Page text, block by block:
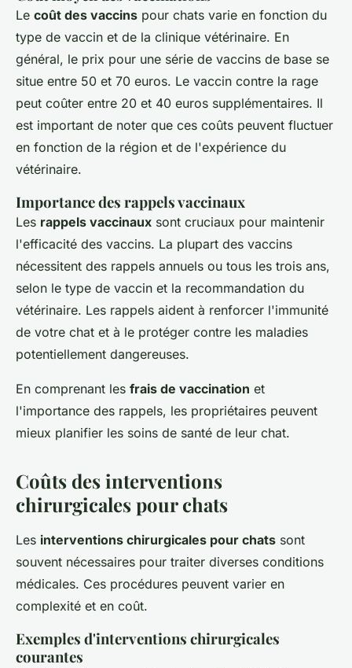
Le coût des vaccins pour chats varie en fonction du
type de vaccin et de la clinique vétérinaire. En
général, le prix pour une série de vaccins de base se
situe entre 50 et 70 euros. Le vaccin contre la rage
peut coûter entre 20 et 40 euros supplémentaires. Il
est important de noter que ces coûts peuvent fluctuer
en fonction de la région et de l'expérience du
vétérinaire.
Importance des rappels vaccinaux
Les rappels vaccinaux sont cruciaux pour maintenir
l'efficacité des vaccins. La plupart des vaccins
nécessitent des rappels annuels ou tous les trois ans,
selon le type de vaccin et la recommandation du
vétérinaire. Les rappels aident à renforcer l'immunité
de votre chat et à le protéger contre les maladies
potentiellement dangereuses.
En comprenant les frais de vaccination et
l'importance des rappels, les propriétaires peuvent
mieux planifier les soins de santé de leur chat.
Coûts des interventions
chirurgicales pour chats
Les interventions chirurgicales pour chats sont
souvent nécessaires pour traiter diverses conditions
médicales. Ces procédures peuvent varier en
complexité et en coût.
Exemples d'interventions chirurgicales
courantes